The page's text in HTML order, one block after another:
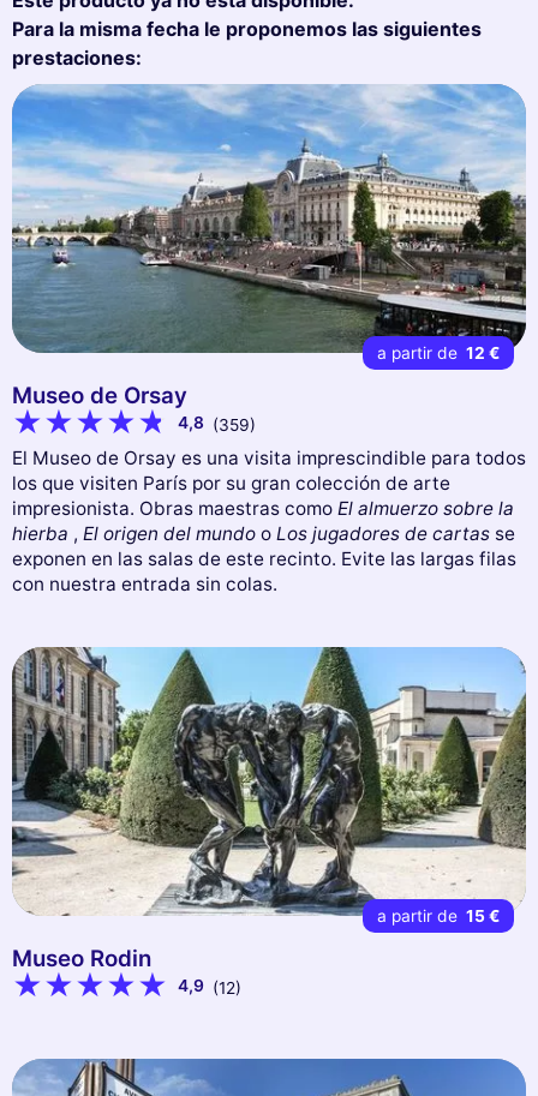
Para la misma fecha le proponemos las siguientes
prestaciones:
a partir de 12 €
Museo de Orsay
4,8 (359)
El Museo de Orsay es una visita imprescindible para todos
los que visiten París por su gran colección de arte
impresionista. Obras maestras como El almuerzo sobre la
hierba , El origen del mundo o Los jugadores de cartas se
exponen en las salas de este recinto. Evite las largas filas
con nuestra entrada sin colas.
a partir de 15 €
Museo Rodin
4,9 (12)